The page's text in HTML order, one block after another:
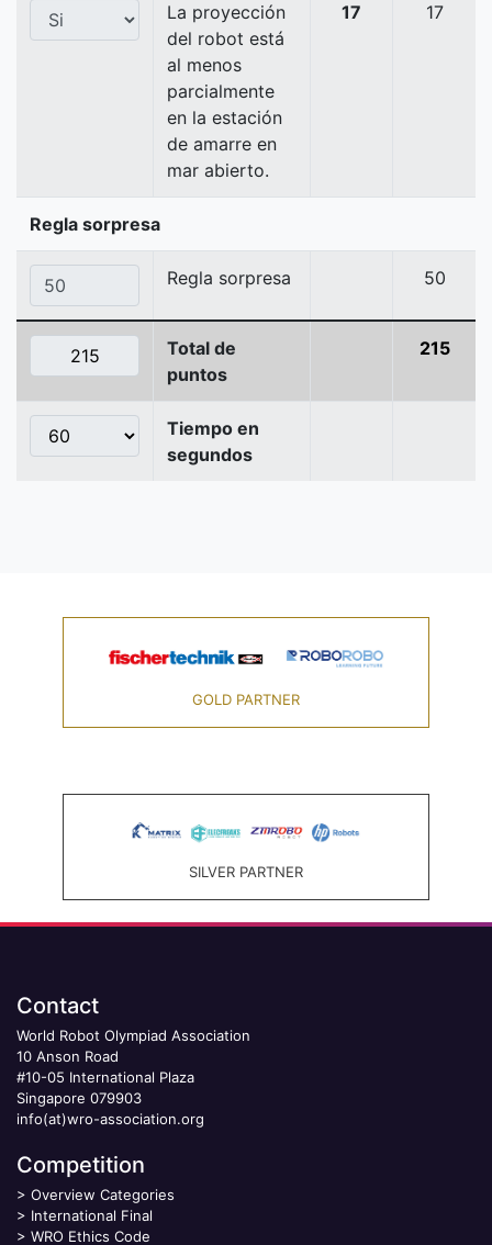
La proyección
del robot está
al menos
parcialmente
en la estación
de amarre en
mar abierto.
17 17
Regla sorpresa
Regla sorpresa 50
Total de
puntos
215
Tiempo en
segundos
GOLD PARTNER
SILVER PARTNER
Contact
World Robot Olympiad Association
10 Anson Road
#10-05 International Plaza
Singapore 079903
info(at)wro-association.org
Competition
> Overview Categories
> International Final
> WRO Ethics Code